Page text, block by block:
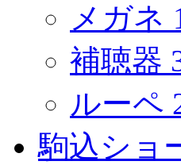
メガネ
補聴器
ルーペ
駒込ショ